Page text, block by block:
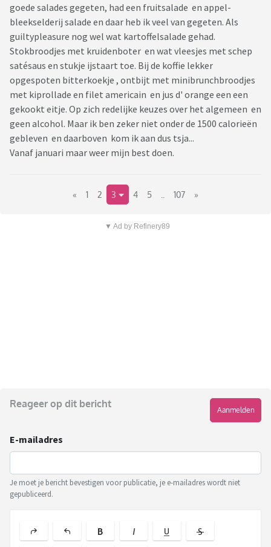
goede salades gegeten, had een fruitsalade en appel-
bleekselderij salade en daar heb ik veel van gegeten. Als
guiltypleasure nog wel wat kartoffelsalade gehad.
Stokbroodjes met kruidenboter en wat vleesjes met schep
satésaus en stukje ijstaart toe. Bij de koffie lekker
opgespoten bitterkoekje , ontbijt met minibrunchbroodjes
met kiprollade en filet americain en jus d' orange een een
gekookt eitje. Op zich redelijke keuzes over het algemeen en
geen alcohol. Maar ik ben zeker niet onder de 1500 calorieën
gebleven en daarboven kom ik aan dus tsja...
Vanaf januari maar weer mijn best doen.
« 1 2 3 4 5 107 »
▼ Ad by Refinery89
Reageer op dit bericht
Aanmelden
E-mailadres
Je moet je bericht bevestigen voor publicatie, je e-mailadres wordt niet
gepubliceerd.